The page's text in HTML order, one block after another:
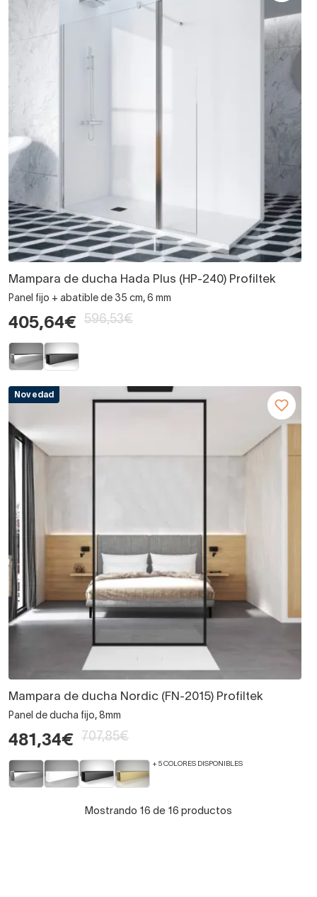
Mampara de ducha Hada Plus (HP-240) Profiltek
Panel fijo + abatible de 35 cm, 6 mm
405,64€ 596,53€
Novedad
Mampara de ducha Nordic (FN-2015) Profiltek
Panel de ducha fijo, 8mm
481,34€ 707,85€
+ 5 COLORES DISPONIBLES
Mostrando 16 de 16 productos